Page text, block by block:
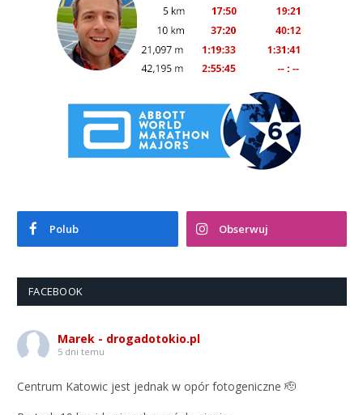
Polub Obserwuj
FACEBOOK
Marek - drogadotokio.pl
5 dni temu
Centrum Katowic jest jednak w opór fotogeniczne 🫡